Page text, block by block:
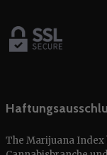
The Marijuana